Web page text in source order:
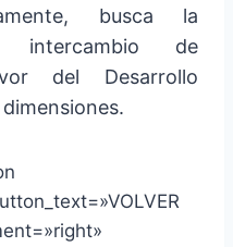
busca la
de
del Desarrollo